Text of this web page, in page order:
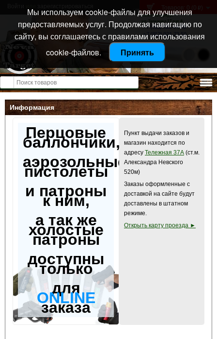
Санкт-Петербург
ул. Тележная 37 лит А
+7 (911) 021-04-08
+7 (812) 921-73-50
Товаров: 0 (0 p )
Открыть меню
Информация
Перцовые
баллончики,
аэрозольные
пистолеты
и патроны
к ним,
а так же
холостые
патроны
доступны
только
для
ONLINE
заказа
Пункт выдачи заказов и
магазин находится по
адресу Тележная 37А (ст.м.
Александра Невского
520м)
Заказы оформленные с
доставкой на сайте будут
доставлены в штатном
режиме.
Открыть карту проезда ►
Мы используем cookie-файлы для улучшения
предоставляемых услуг. Продолжая навигацию по
сайту, вы соглашаетесь с правилами использования
cookie-файлов.
Принять